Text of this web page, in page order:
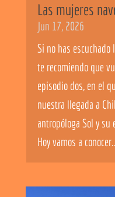
Las mujeres
Jun 17, 2026
Si no has
te recomiendo que
episodio dos, en el
nuestra llegada a
antropóloga Sol y
Hoy vamos a